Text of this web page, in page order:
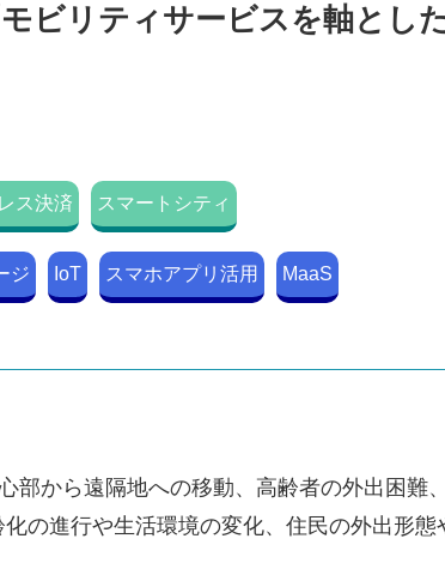
ビリティサービスを軸とし
ス決済 スマートシティ
ジ IoT スマホアプリ活用 MaaS
部から遠隔地への移動、高齢者の外出困
の進行や生活環境の変化、住民の外出形